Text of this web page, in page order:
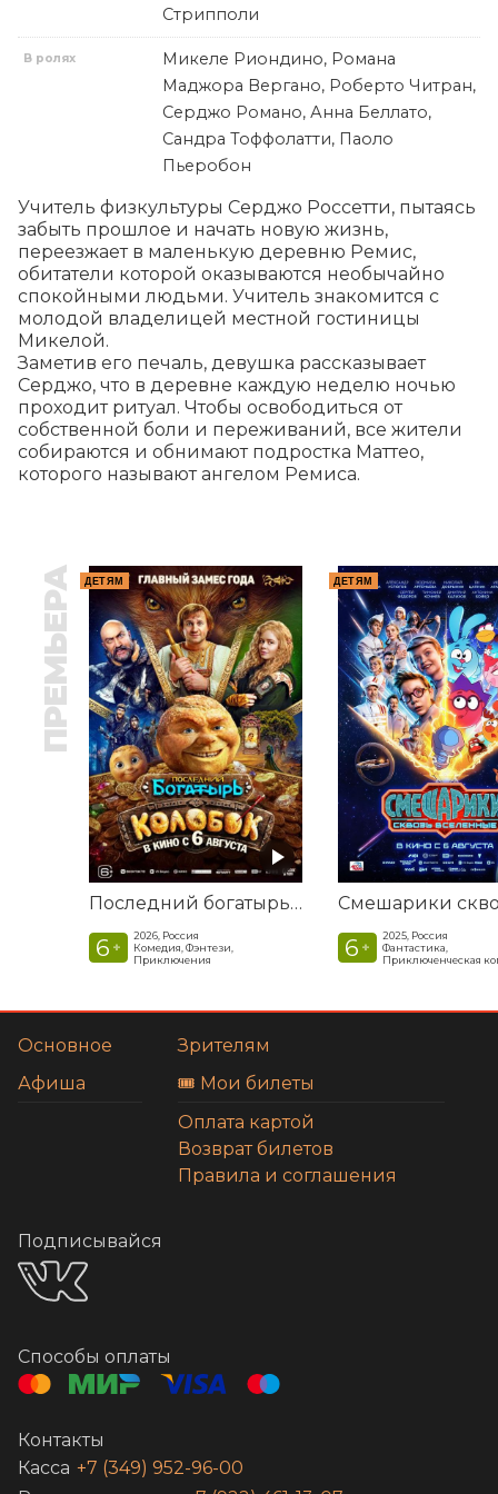
Стрипполи
В ролях
Микеле Риондино, Романа
Маджора Вергано, Роберто Читран,
Серджо Романо, Анна Беллато,
Сандра Тоффолатти, Паоло
Пьеробон
Учитель физкультуры Серджо Россетти, пытаясь
забыть прошлое и начать новую жизнь,
переезжает в маленькую деревню Ремис,
обитатели которой оказываются необычайно
спокойными людьми. Учитель знакомится с
молодой владелицей местной гостиницы
Микелой.
Заметив его печаль, девушка рассказывает
Серджо, что в деревне каждую неделю ночью
проходит ритуал. Чтобы освободиться от
собственной боли и переживаний, все жители
собираются и обнимают подростка Маттео,
которого называют ангелом Ремиса.
ПРЕМЬЕРА ДЕТЯМ
Последний богатырь. Колобок
6 +
2026, Россия
Комедия, Фэнтези,
Приключения
ДЕТЯМ
6 +
2025, Россия
Фантастика,
Приключенческая
Основное
Афиша
Зрителям
🎟️ Мои билеты
Оплата картой
Возврат билетов
Правила и соглашения
Подписывайся
Способы оплаты
Контакты
Касса +7 (349) 952-96-00